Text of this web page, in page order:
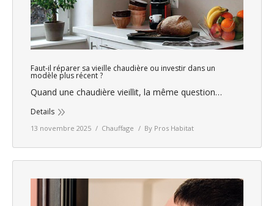
Faut-il réparer sa vieille chaudière ou investir dans un
modèle plus récent ?
Quand une chaudière vieillit, la même question…
Details
13 novembre 2025 Chauffage By Pros Habitat